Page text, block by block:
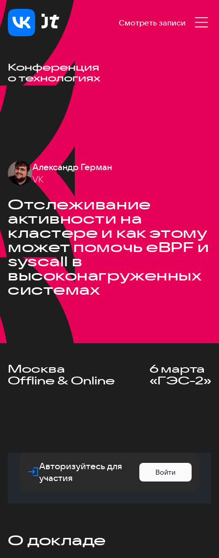
Смотреть записи
Конференция
о технологиях
Александр Герман
VK
Отслеживание
активности на
кластере и как этому
может помочь eBPF и
syscall в
высоконагруженных
системах
Москва
Offline & Online
6 марта
«ГЭС-2»
Авторизуйтесь для
участия
Войти
О докладе